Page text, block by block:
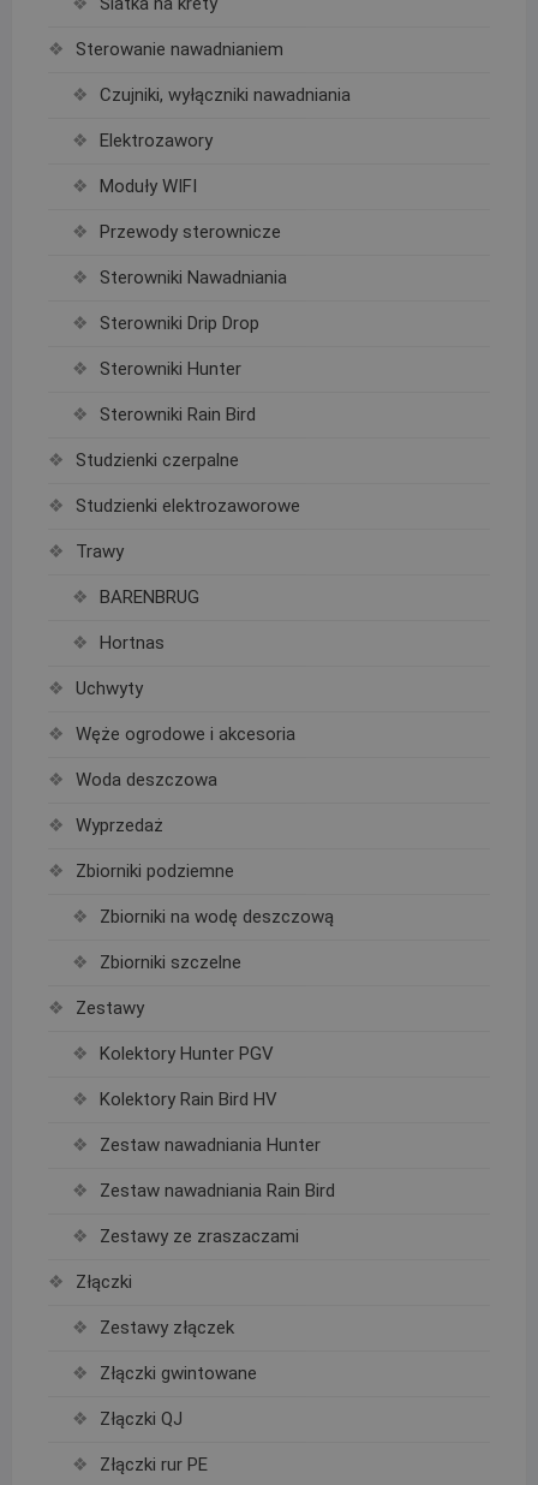
Sterowanie nawadnianiem
Czujniki, wyłączniki nawadniania
Elektrozawory
Moduły WIFI
Przewody sterownicze
Sterowniki Nawadniania
Sterowniki Drip Drop
Sterowniki Hunter
Sterowniki Rain Bird
Studzienki czerpalne
Studzienki elektrozaworowe
Trawy
BARENBRUG
Hortnas
Uchwyty
Węże ogrodowe i akcesoria
Woda deszczowa
Wyprzedaż
Zbiorniki podziemne
Zbiorniki na wodę deszczową
Zbiorniki szczelne
Zestawy
Kolektory Hunter PGV
Kolektory Rain Bird HV
Zestaw nawadniania Hunter
Zestaw nawadniania Rain Bird
Zestawy ze zraszaczami
Złączki
Zestawy złączek
Złączki gwintowane
Złączki QJ
Złączki rur PE